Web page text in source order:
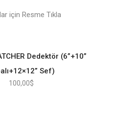
için Resme Tıkla
Dedektör (6”+10”
Sef)
100,00$